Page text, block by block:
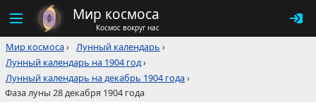
Мир космоса
Космос вокруг нас
Мир космоса› Лунный календарь ›
Лунный календарь на 1904 год›
Лунный календарь на декабрь 1904 года›
Фаза луны 28 декабря 1904 года